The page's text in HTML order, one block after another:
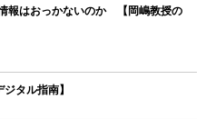
報はおっかないのか 【岡嶋教授の
タル指南】